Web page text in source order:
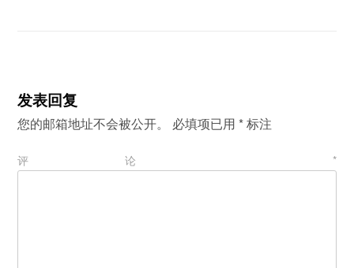
发表回复
您的邮箱地址不会被公开。 必填项已用 *标注
评论 *